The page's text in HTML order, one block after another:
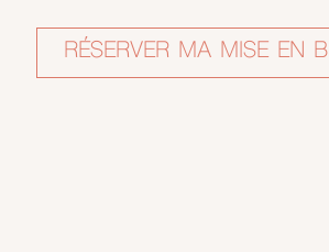
RÉSERVER MA MISE EN